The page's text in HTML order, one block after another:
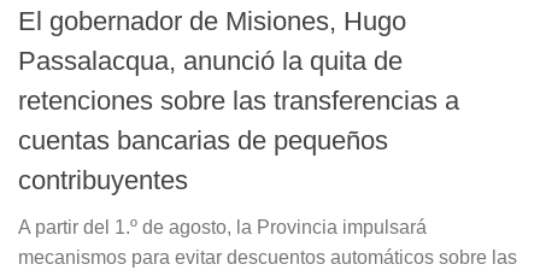
El gobernador de Misiones, Hugo
Passalacqua, anunció la quita de
retenciones sobre las transferencias a
cuentas bancarias de pequeños
contribuyentes
A partir del 1.º de agosto, la Provincia impulsará
mecanismos para evitar descuentos automáticos sobre las